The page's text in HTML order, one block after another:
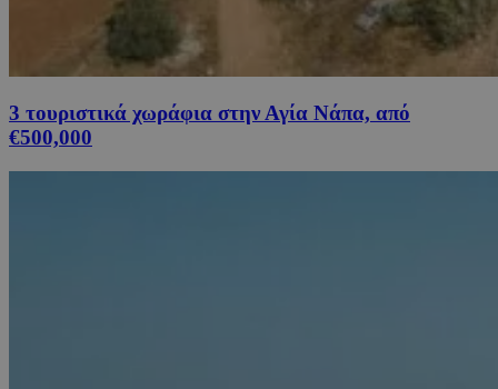
3 τουριστικά χωράφια στην Αγία Νάπα, από
€500,000